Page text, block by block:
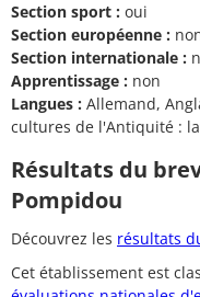
Section sport : oui
Section européenne :
Section internationale :
Apprentissage : non
Langues : Allemand,
cultures de l'Antiquité :
Résultats du
Pompidou
Découvrez les résultats
Cet établissement est